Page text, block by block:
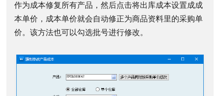
作为成本修复所有产品，然后点击将出库成本设置成成
本单价，成本单价就会自动修正为商品资料里的采购单
价。该方法也可以勾选批号进行修改。